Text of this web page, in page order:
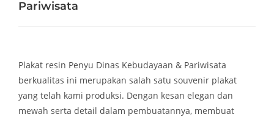
Pariwisata
Plakat resin Penyu Dinas Kebudayaan & Pariwisata
berkualitas ini merupakan salah satu souvenir plakat
yang telah kami produksi. Dengan kesan elegan dan
mewah serta detail dalam pembuatannya, membuat